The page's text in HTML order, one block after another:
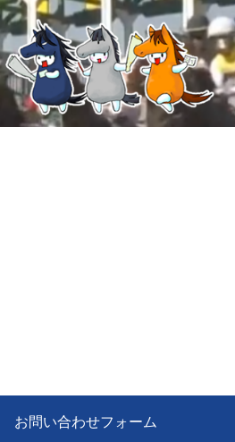
お問い合わせフォーム